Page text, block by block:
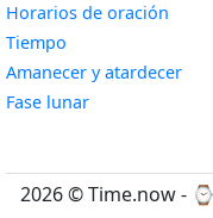
Horarios de oración
Tiempo
Amanecer y atardecer
Fase lunarWidget
2026 © Time.now - ⌚